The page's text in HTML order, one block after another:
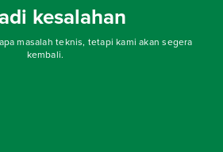
kesalahan
masalah teknis, tetapi kami akan segera
kembali.